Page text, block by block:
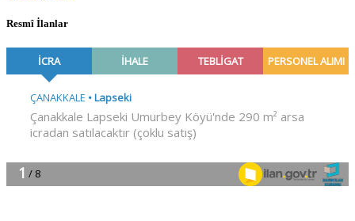
Resmî İlanlar